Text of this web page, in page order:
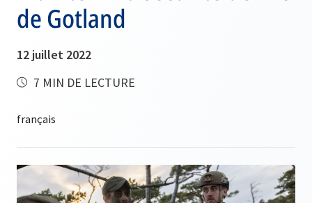
de Gotland
12 juillet 2022
7 MIN DE LECTURE